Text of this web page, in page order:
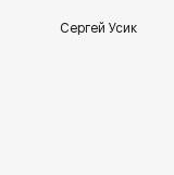
Сергей Усик